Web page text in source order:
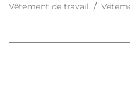
Vêtement de travail